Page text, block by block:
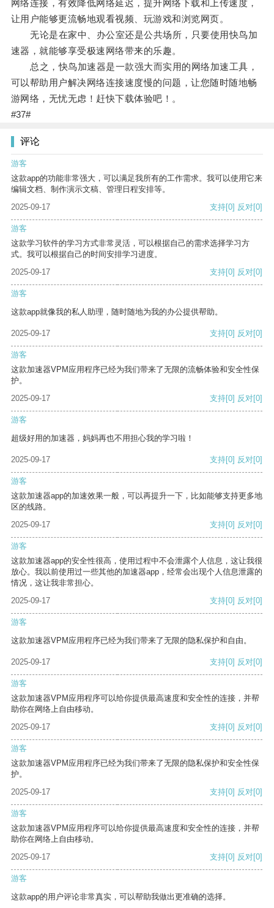
网络连接，有效降低网络延迟，提升网络下载和上传速度，
让用户能够更流畅地观看视频、玩游戏和浏览网页。
无论是在家中、办公室还是公共场所，只要使用快鸟加
速器，就能够享受极速网络带来的乐趣。
总之，快鸟加速器是一款强大而实用的网络加速工具，
可以帮助用户解决网络连接速度慢的问题，让您随时随地畅
游网络，无忧无虑！赶快下载体验吧！。
#37#
评论
游客
这款app的功能非常强大，可以满足我所有的工作需求。我可以使用它来
编辑文档、制作演示文稿、管理日程安排等。
2025-09-17
支持[0] 反对[0]
游客
这款学习软件的学习方式非常灵活，可以根据自己的需求选择学习方
式。我可以根据自己的时间安排学习进度。
2025-09-17
支持[0] 反对[0]
游客
这款app就像我的私人助理，随时随地为我的办公提供帮助。
2025-09-17 支持[0] 反对[0]
游客
这款加速器VPM应用程序已经为我们带来了无限的流畅体验和安全性保
护。
2025-09-17
支持[0] 反对[0]
游客
超级好用的加速器，妈妈再也不用担心我的学习啦！
2025-09-17 支持[0] 反对[0]
游客
这款加速器app的加速效果一般，可以再提升一下，比如能够支持更多地
区的线路。
2025-09-17
支持[0] 反对[0]
游客
这款加速器app的安全性很高，使用过程中不会泄露个人信息，这让我很
放心。我以前使用过一些其他的加速器app，经常会出现个人信息泄露的
情况，这让我非常担心。
2025-09-17
支持[0] 反对[0]
游客
这款加速器VPM应用程序已经为我们带来了无限的隐私保护和自由。
2025-09-17 支持[0] 反对[0]
游客
这款加速器VPM应用程序可以给你提供最高速度和安全性的连接，并帮
助你在网络上自由移动。
2025-09-17
支持[0] 反对[0]
游客
这款加速器VPM应用程序已经为我们带来了无限的隐私保护和安全性保
护。
2025-09-17
支持[0] 反对[0]
游客
这款加速器VPM应用程序可以给你提供最高速度和安全性的连接，并帮
助你在网络上自由移动。
2025-09-17
支持[0] 反对[0]
游客
这款app的用户评论非常真实，可以帮助我做出更准确的选择。